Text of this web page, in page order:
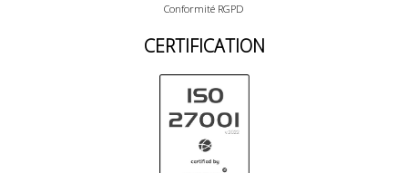
Conformité RGPD
CERTIFICATION